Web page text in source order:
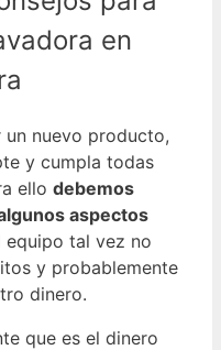
en
un nuevo producto,
y cumpla todas
ello debemos
aspectos
equipo tal vez no
y probablemente
dinero.
que es el dinero